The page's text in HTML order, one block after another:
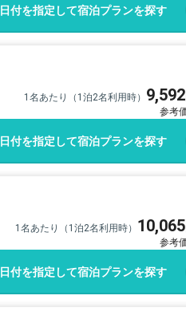
日付を指定して宿泊プランを探す
1名あたり（1泊2名利用時） 9,592
日付を指定して宿泊プランを探す
1名あたり（1泊2名利用時） 10,065
日付を指定して宿泊プランを探す